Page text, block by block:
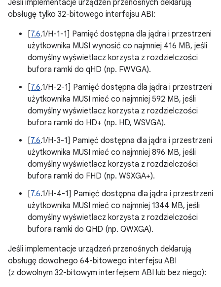
Jeśli implementacje urządzeń przenośnych deklarują
obsługę tylko 32-bitowego interfejsu ABI:
[7.6.1/H-1-1] Pamięć dostępna dla jądra i przestrzeni
użytkownika MUSI wynosić co najmniej 416 MB, jeśli
domyślny wyświetlacz korzysta z rozdzielczości
bufora ramki do qHD (np. FWVGA).
[7.6.1/H-2-1] Pamięć dostępna dla jądra i przestrzeni
użytkownika MUSI mieć co najmniej 592 MB, jeśli
domyślny wyświetlacz korzysta z rozdzielczości
bufora ramki do HD+ (np. HD, WSVGA).
[7.6.1/H-3-1] Pamięć dostępna dla jądra i przestrzeni
użytkownika MUSI mieć co najmniej 896 MB, jeśli
domyślny wyświetlacz korzysta z rozdzielczości
bufora ramki do FHD (np. WSXGA+).
[7.6.1/H-4-1] Pamięć dostępna dla jądra i przestrzeni
użytkownika MUSI mieć co najmniej 1344 MB, jeśli
domyślny wyświetlacz korzysta z rozdzielczości
bufora ramki do QHD (np. QWXGA).
Jeśli implementacje urządzeń przenośnych deklarują
obsługę dowolnego 64-bitowego interfejsu ABI
(z dowolnym 32-bitowym interfejsem ABI lub bez niego):